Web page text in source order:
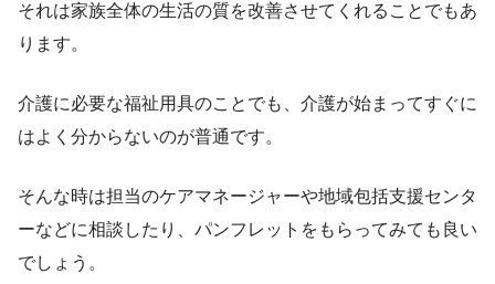
それは家族全体の生活の質を改善させてくれることでもあ
ります。
介護に必要な福祉用具のことでも、介護が始まってすぐに
はよく分からないのが普通です。
そんな時は担当のケアマネージャーや地域包括支援センタ
ーなどに相談したり、パンフレットをもらってみても良い
でしょう。